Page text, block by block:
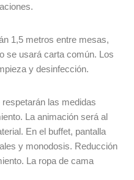
1,5 metros entre mesas,
se usará carta común. Los
y desinfección.
respetarán las medidas
La animación será al
En el buffet, pantalla
y monodosis. Reducción
La ropa de cama